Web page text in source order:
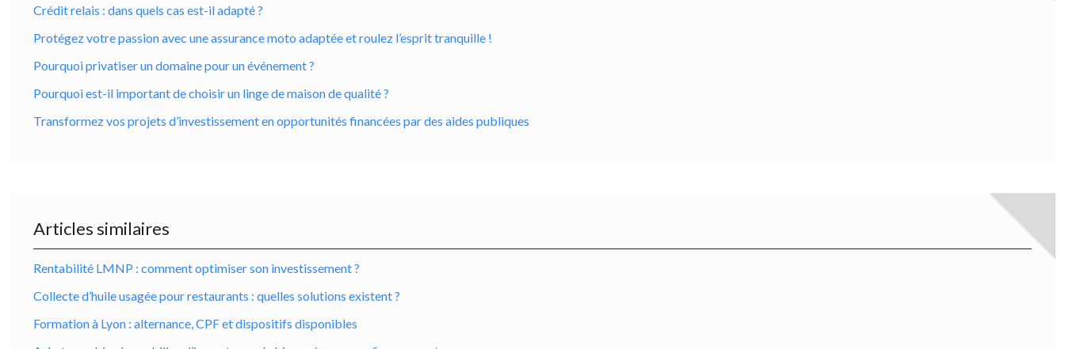
Crédit relais : dans quels cas est-il adapté ?
Protégez votre passion avec une assurance moto adaptée et roulez l’esprit tranquille !
Pourquoi privatiser un domaine pour un événement ?
Pourquoi est-il important de choisir un linge de maison de qualité ?
Transformez vos projets d’investissement en opportunités financées par des aides publiques
Articles similaires
Rentabilité LMNP : comment optimiser son investissement ?
Collecte d’huile usagée pour restaurants : quelles solutions existent ?
Formation à Lyon : alternance, CPF et dispositifs disponibles